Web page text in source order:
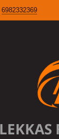
6982332369
LEKKAS